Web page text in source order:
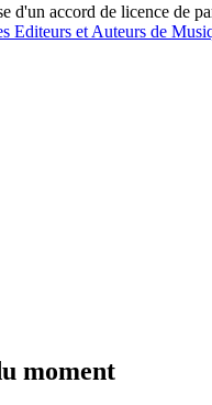
d'un accord de licence de
Editeurs et Auteurs de
moment